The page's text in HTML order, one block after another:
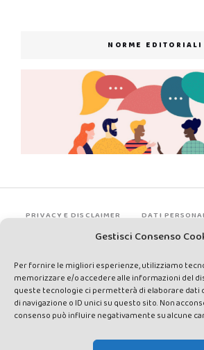
Gestisci Consenso
Per fornire le migliori esperienze, utilizziamo
memorizzare e/o accedere alle informazioni del
queste tecnologie ci permetterà di elaborare
di navigazione o ID unici su questo sito. Non
consenso può influire negativamente su alcune
NORME EDITORIALI
PRIVACY E DISCLAIMER DATI
rights reserved - Testata registrata presso il